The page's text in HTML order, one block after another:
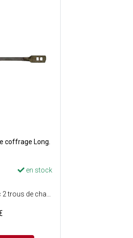
coffrage Long.
en stock